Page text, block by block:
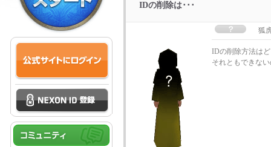
IDの削除は･･･
狐
IDの削除方法は
それともできな